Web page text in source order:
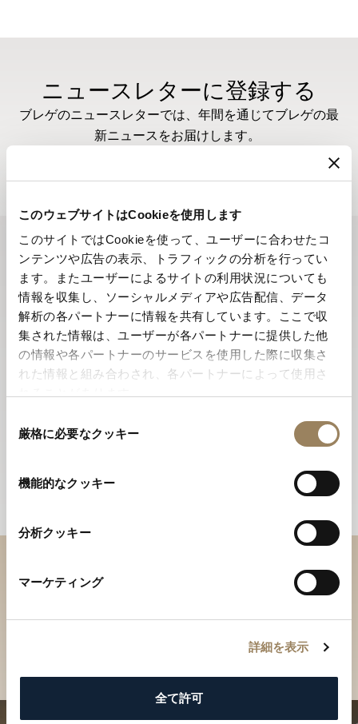
このウェブサイトはCookieを使用します
このサイトではCookieを使って、ユーザーに合わせたコ
ンテンツや広告の表示、トラフィックの分析を行ってい
ます。またユーザーによるサイトの利用状況についても
情報を収集し、ソーシャルメディアや広告配信、データ
解析の各パートナーに情報を共有しています。ここで収
集された情報は、ユーザーが各パートナーに提供した他
の情報や各パートナーのサービスを使用した際に収集さ
れた情報と組み合わされ、各パートナーによって使用さ
厳格に必要なクッキー
機能的なクッキー
分析クッキー
マーケティング
詳細を表示
全て許可
ニュースレターに登録する
ブレゲのニュースレターでは、年間を通じてブレゲの最
新ニュースをお届けします。
ブティックでコレクションを
ご覧ください